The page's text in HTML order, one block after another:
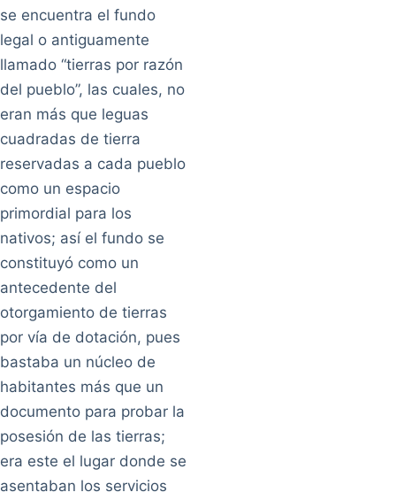
se encuentra el fundo
legal o antiguamente
llamado “tierras por razón
del pueblo”, las cuales, no
eran más que leguas
cuadradas de tierra
reservadas a cada pueblo
como un espacio
primordial para los
nativos; así el fundo se
constituyó como un
antecedente del
otorgamiento de tierras
por vía de dotación, pues
bastaba un núcleo de
habitantes más que un
documento para probar la
posesión de las tierras;
era este el lugar donde se
asentaban los servicios